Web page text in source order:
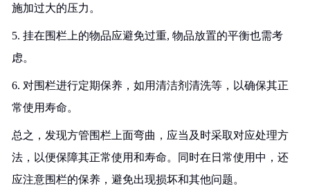
施加过大的压力。
5. 挂在围栏上的物品应避免过重, 物品放置的平衡也需考
虑。
6. 对围栏进行定期保养，如用清洁剂清洗等，以确保其正
常使用寿命。
总之，发现方管围栏上面弯曲，应当及时采取对应处理方
法，以便保障其正常使用和寿命。同时在日常使用中，还
应注意围栏的保养，避免出现损坏和其他问题。